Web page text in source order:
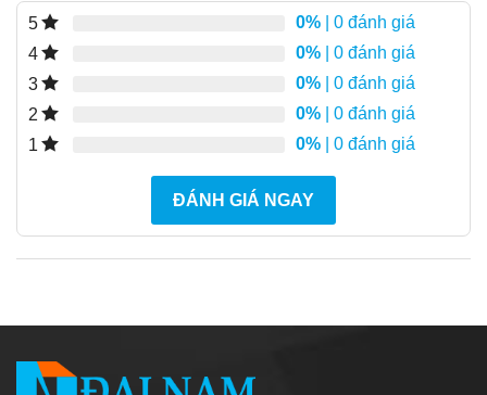
5 0% | 0 đánh giá
4
0% | 0 đánh giá
3
0% | 0 đánh giá
2
0% | 0 đánh giá
1
0% | 0 đánh giá
ĐÁNH GIÁ NGAY